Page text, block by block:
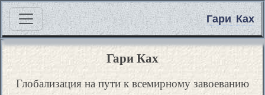
Гари Ках
Гари Ках
Глобализация на пути к всемирному завоеванию